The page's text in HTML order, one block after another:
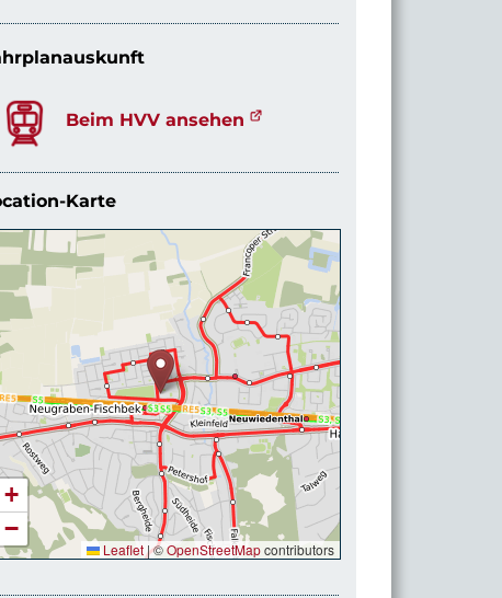
Beim HVV ansehen
Karte
+
−
Leaflet|©OpenStreetMapcontributors